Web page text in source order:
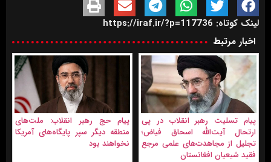
لینک کوتاه: https://iraf.ir/?p=117736
اخبار مرتبط
پیام تسلیت رهبر انقلاب در پی
ارتحال آیت‌الله اسحاق فیاض؛
تجلیل از مجاهدت‌های علمی مرجع
فقید شیعیان افغانستان
پیام حج رهبر انقلاب: ملت‌های
منطقه دیگر سپر پایگاه‌های آمریکا
نخواهند بود